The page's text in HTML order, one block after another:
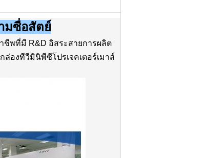
มซื่อสัตย์
ชีพที่มี R&D อิสระสายการผลิต
ล่องทีวีมินิพีซีโปรเจคเตอร์เมาส์